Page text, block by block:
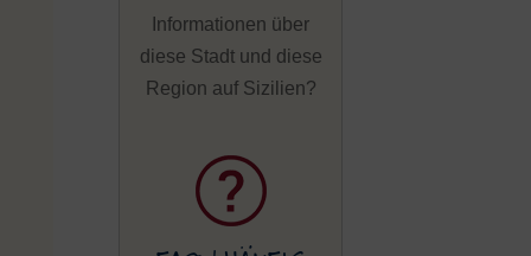
Informationen über
diese Stadt und diese
Region auf Sizilien?